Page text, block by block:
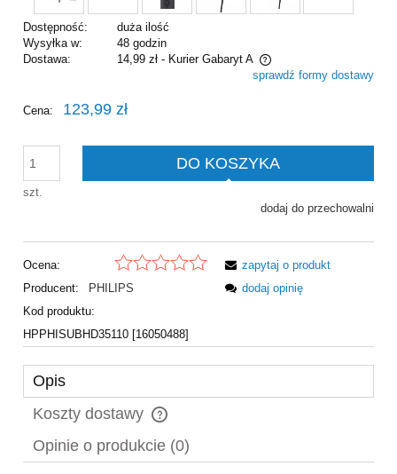
Dostępność:
duża ilość
Wysyłka w:
48 godzin
Dostawa:
14,99 zł - Kurier Gabaryt A
Cena nie zawiera ewentualnych kosztów płatnościsprawdź formy dostawy
Cena: 123,99 zł
szt.
DO KOSZYKA
dodaj do przechowalni
Ocena:
Producent:
PHILIPS
Kod produktu:
HPPHISUBHD35110 [16050488]
zapytaj o produkt
dodaj opinię
Opis
Koszty dostawy
Cena nie zawiera ewentualnych kosztów płatności
Opinie o produkcie (0)